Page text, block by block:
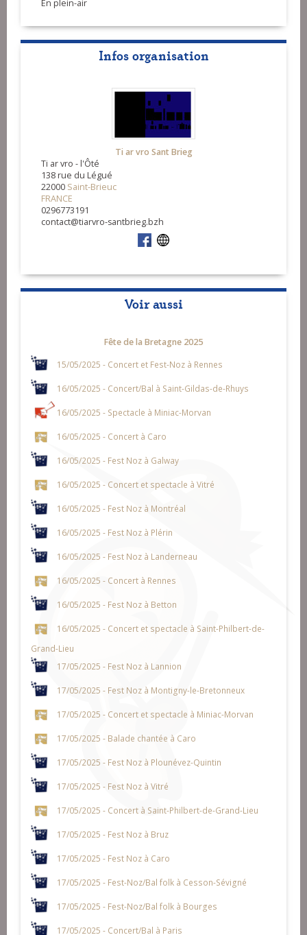
En plein-air
Infos organisation
Ti ar vro Sant Brieg
Ti ar vro - l'Ôté
138 rue du Légué
22000 Saint-Brieuc
FRANCE
0296773191
contact@tiarvro-santbrieg.bzh
Voir aussi
Fête de la Bretagne 2025
15/05/2025 - Concert et Fest-Noz à Rennes
16/05/2025 - Concert/Bal à Saint-Gildas-de-Rhuys
16/05/2025 - Spectacle à Miniac-Morvan
16/05/2025 - Concert à Caro
16/05/2025 - Fest Noz à Galway
16/05/2025 - Concert et spectacle à Vitré
16/05/2025 - Fest Noz à Montréal
16/05/2025 - Fest Noz à Plérin
16/05/2025 - Fest Noz à Landerneau
16/05/2025 - Concert à Rennes
16/05/2025 - Fest Noz à Betton
16/05/2025 - Concert et spectacle à Saint-Philbert-de-
Grand-Lieu
17/05/2025 - Fest Noz à Lannion
17/05/2025 - Fest Noz à Montigny-le-Bretonneux
17/05/2025 - Concert et spectacle à Miniac-Morvan
17/05/2025 - Balade chantée à Caro
17/05/2025 - Fest Noz à Plounévez-Quintin
17/05/2025 - Fest Noz à Vitré
17/05/2025 - Concert à Saint-Philbert-de-Grand-Lieu
17/05/2025 - Fest Noz à Bruz
17/05/2025 - Fest Noz à Caro
17/05/2025 - Fest-Noz/Bal folk à Cesson-Sévigné
17/05/2025 - Fest-Noz/Bal folk à Bourges
17/05/2025 - Concert/Bal à Paris